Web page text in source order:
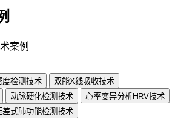
案例
度检测技术
双能X线吸收技术
动脉硬化检测技术
心率变异分析HRV技术
差式肺功能检测技术